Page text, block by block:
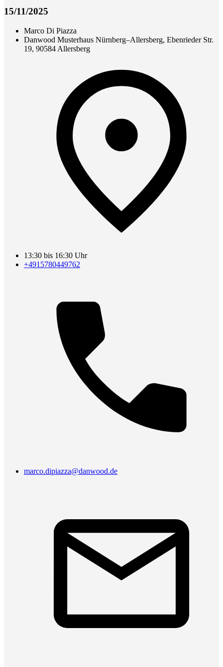
15/11/2025
Marco Di Piazza
Danwood Musterhaus Nürnberg–Allersberg, Ebenrieder Str.
19, 90584 Allersberg
13:30 bis 16:30 Uhr
+4915780449762
marco.dipiazza@danwood.de